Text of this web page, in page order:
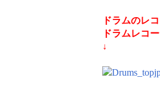
ドラムのレ
ドラムレコ
↓